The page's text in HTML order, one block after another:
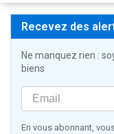
Recevez des
Ne manquez rien :
biens
En vous abonnant,